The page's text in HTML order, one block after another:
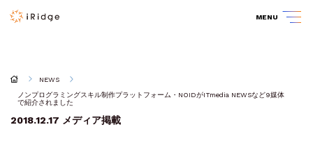
MENU
NEWS
ノンプログラミングスキル制作プラットフォーム・NOIDがITmedia NEWSなど9媒体
で紹介されました
2018.12.17 メディア掲載